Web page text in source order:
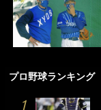
プロ野球ランキング